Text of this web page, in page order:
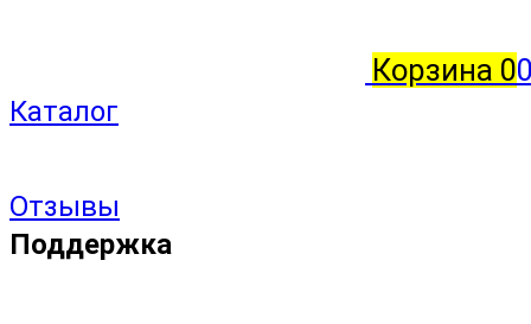
Корзина 0
Каталог
Отзывы
Поддержка